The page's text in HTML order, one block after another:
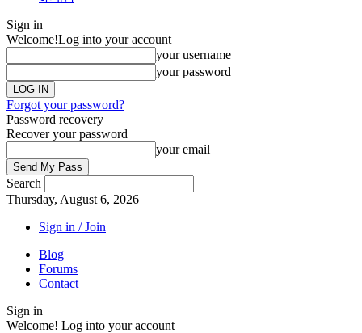
Sign in
Welcome!Log into your account
your username
your password
Forgot your password?
Password recovery
Recover your password
your email
Search
Thursday, August 6, 2026
Sign in / Join
Blog
Forums
Contact
Sign in
Welcome! Log into your account